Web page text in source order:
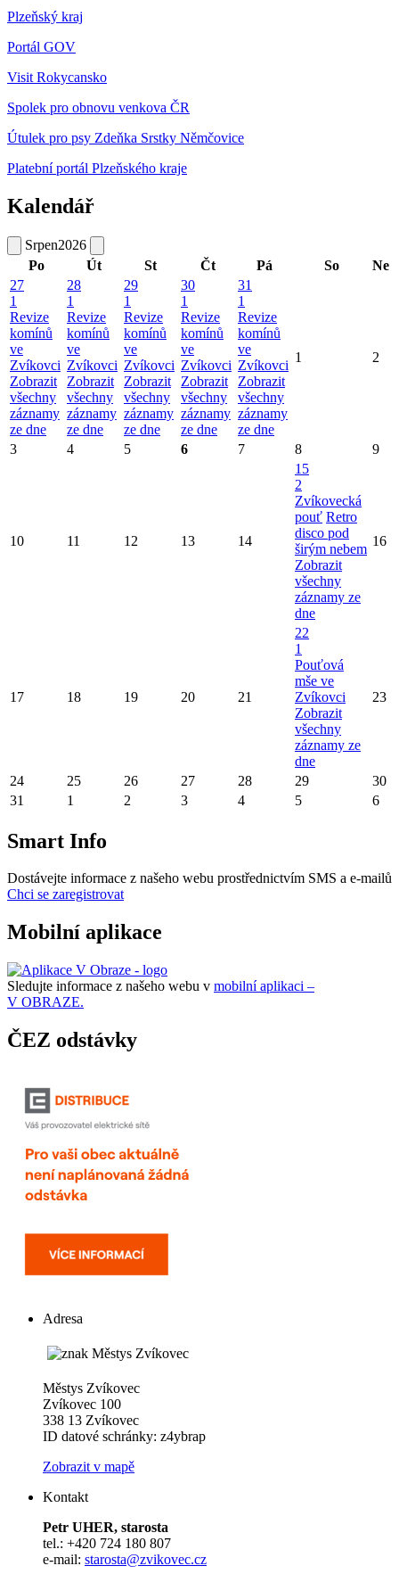
Plzeňský kraj
Portál GOV
Visit Rokycansko
Spolek pro obnovu venkova ČR
Útulek pro psy Zdeňka Srstky Němčovice
Platební portál Plzeňského kraje
Kalendář
Srpen2026
Po
Út St Čt Pá So
Ne
27
1
Revize
komínů
ve
Zvíkovci
Zobrazit
všechny
záznamy
ze dne
28
1
Revize
komínů
ve
Zvíkovci
Zobrazit
všechny
záznamy
ze dne
29
1
Revize
komínů
ve
Zvíkovci
Zobrazit
všechny
záznamy
ze dne
30
1
Revize
komínů
ve
Zvíkovci
Zobrazit
všechny
záznamy
ze dne
31
1
Revize
komínů
ve
Zvíkovci
Zobrazit
všechny
záznamy
ze dne
1 2
3 4 5 6 7 8 9
10 11 12 13 14
15
2
Zvíkovecká
pouť Retro
disco pod
širým nebem
Zobrazit
všechny
záznamy ze
dne
16
17 18 19 20 21
22
1
Pouťová
mše ve
Zvíkovci
Zobrazit
všechny
záznamy ze
dne
23
24 25 26 27 28 29
30
31
1 2 3 4 5 6
Smart Info
Dostávejte informace z našeho webu prostřednictvím SMS a e-mailů
Chci se zaregistrovat
Mobilní aplikace
Sledujte informace z našeho webu v mobilní aplikaci –
V OBRAZE.
ČEZ odstávky
Adresa
Městys Zvíkovec
Zvíkovec 100
338 13 Zvíkovec
ID datové schránky: z4ybrap
Zobrazit v mapě
Kontakt
Petr UHER, starosta
tel.: +420 724 180 807
e-mail: starosta@zvikovec.cz